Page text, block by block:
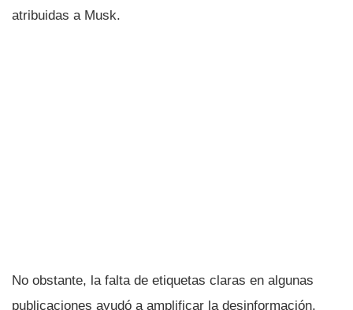
atribuidas a Musk.
No obstante, la falta de etiquetas claras en algunas
publicaciones ayudó a amplificar la desinformación.